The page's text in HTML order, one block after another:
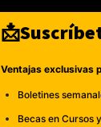
Ventajas exclusivas
Boletines
Becas en Cursos